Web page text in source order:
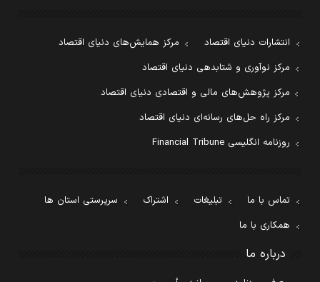
انتشارات دنیای اقتصاد
مرکز همایش‌های دنیای اقتصاد
مرکز نوآوری و شتابدهی دنیای اقتصاد
مرکز پژوهش‌های مالی و اقتصادی دنیای اقتصاد
مرکز راه حل‌های رسانه‌ای دنیای اقتصاد
روزنامه انگلیسی Financial Tribune
تماس با ما تبلیغات اشتراک
سرپرستی استان ها
همکاری با ما
درباره ما